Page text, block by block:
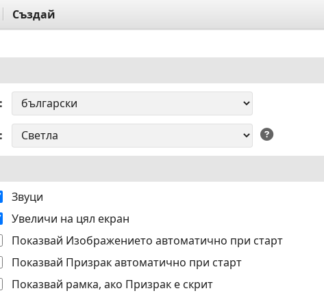
Създай
Звуци
Увеличи на цял екран
Показвай Изображението автоматично при старт
Показвай Призрак автоматично при старт
Показвай рамка, ако Призрак е скрит